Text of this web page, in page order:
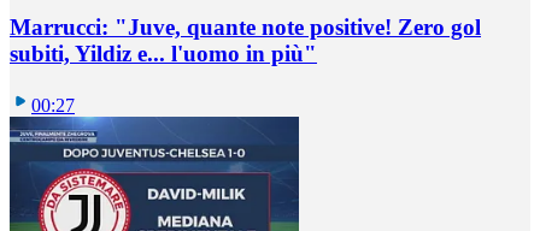
Marrucci: "Juve, quante note positive! Zero gol
subiti, Yildiz e... l'uomo in più"
00:27